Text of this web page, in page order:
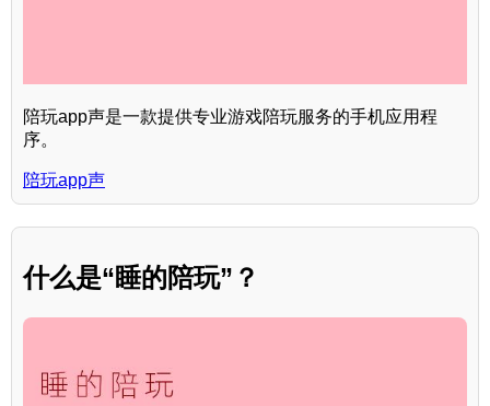
陪玩app声是一款提供专业游戏陪玩服务的手机应用程
序。
陪玩app声
什么是“睡的陪玩”？